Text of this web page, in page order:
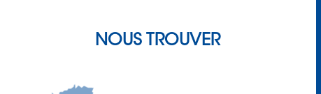
NOUS TROUVER